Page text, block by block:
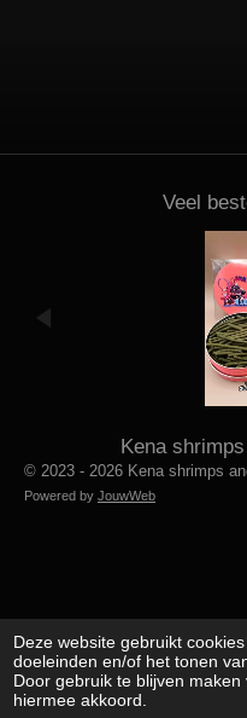
Deze website gebruikt
doeleinden en/of het tonen
Door gebruik te blijven
hiermee akkoord.
Veel
Kena
© 2023 - 2026 Kena shrimps
Powered by JouwWeb